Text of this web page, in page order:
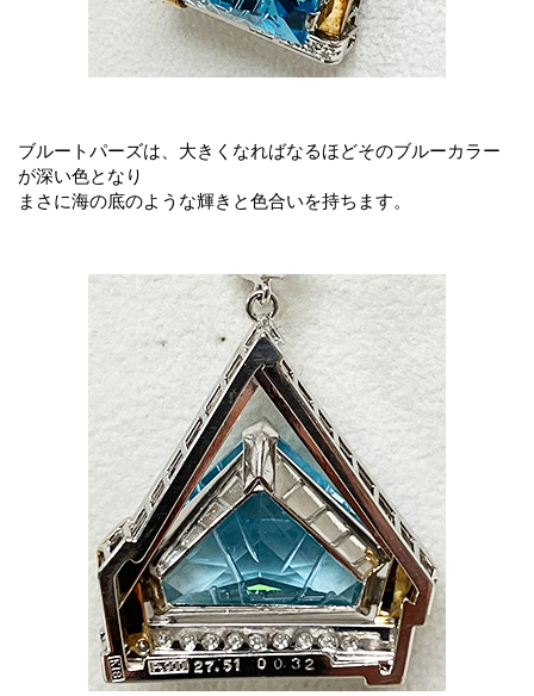
ブルートパーズは、大きくなればなるほどそのブルーカラー
が深い色となり
まさに海の底のような輝きと色合いを持ちます。